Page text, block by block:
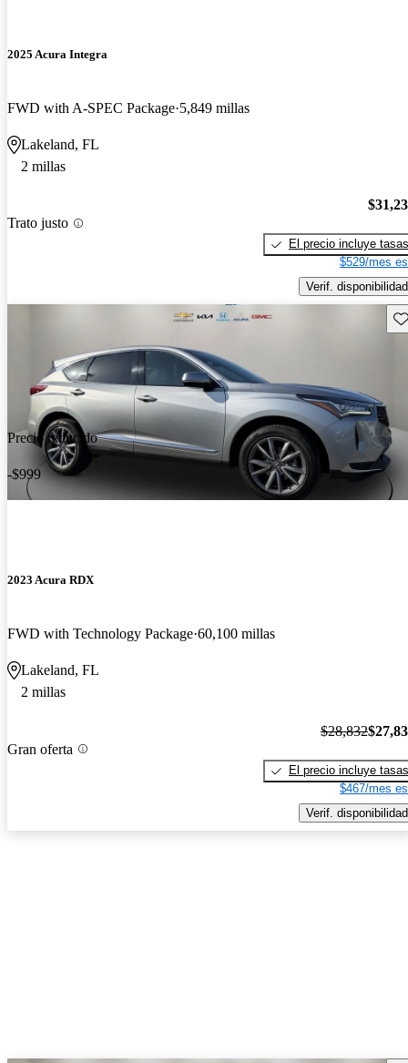
2025 Acura Integra
FWD with A-SPEC Package 5,849 millas
Lakeland, FL
2 millas
Trato justo
El precio incluye tasas
$529/mes
Verif. disponibilidad
Precio reducido
-$999
2023 Acura RDX
FWD with Technology Package 60,100 millas
Lakeland, FL
2 millas
Gran oferta
$28,832
El precio incluye tasas
$467/mes
Verif. disponibilidad